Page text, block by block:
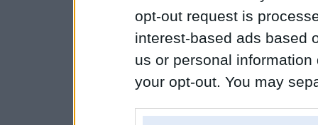
opt-out request is
interest-based ads based
us or personal
your opt-out. You may